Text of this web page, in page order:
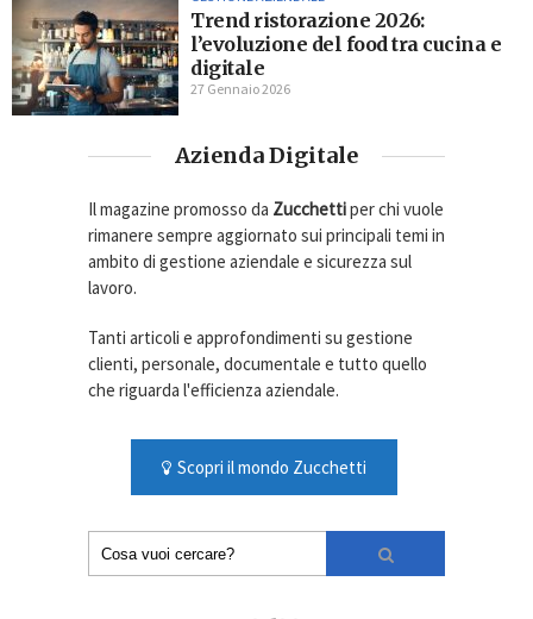
Trend ristorazione 2026:
l’evoluzione del food tra cucina e
digitale
27 Gennaio 2026
Azienda Digitale
Il magazine promosso da Zucchettiper chi vuole
rimanere sempre aggiornato sui principali temi in
ambito di gestione aziendale e sicurezza sul
lavoro.
Tanti articoli e approfondimenti su gestione
clienti, personale, documentale e tutto quello
che riguarda l'efficienza aziendale.
Scopri il mondo Zucchetti